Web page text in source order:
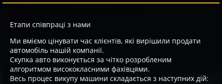
Етапи співпраці з нами
Ми вміємо цінувати час клієнтів, які вирішили продати
автомобіль нашій компанії.
Скупка авто виконується за чітко розробленим
алгоритмом висококласними фахівцями.
Весь процес викупу машини складається з наступних дій: